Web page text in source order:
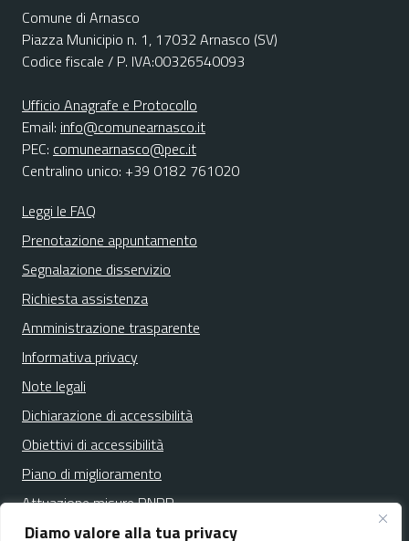
Diamo valore alla tua privacy
Comune di Arnasco
Piazza Municipio n. 1, 17032 Arnasco (SV)
Codice fiscale / P. IVA:00326540093
Ufficio Anagrafe e Protocollo
Email: info@comunearnasco.it
PEC: comunearnasco@pec.it
Centralino unico: +39 0182 761020
Leggi le FAQ
Prenotazione appuntamento
Segnalazione disservizio
Richiesta assistenza
Amministrazione trasparente
Informativa privacy
Note legali
Dichiarazione di accessibilità
Obiettivi di accessibilità
Piano di miglioramento
Attuazione misure PNRR